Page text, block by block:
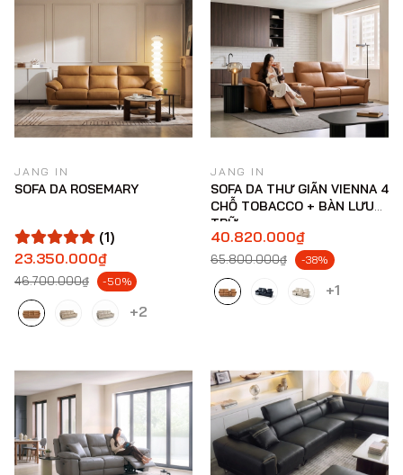
JANG IN
SOFA DA ROSEMARY
(1)
23.350.000₫
46.700.000₫ -50%
+2
JANG IN
SOFA DA THƯ GIÃN VIENNA 4
CHỖ TOBACCO + BÀN LƯU
TRỮ
40.820.000₫
65.800.000₫ -38%
+1